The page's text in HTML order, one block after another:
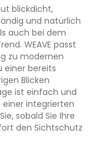
blickdicht,
und natürlich
auch bei dem
WEAVE passt
zu modernen
einer bereits
Blicken
ist einfach und
einer integrierten
sobald Sie Ihre
den Sichtschutz